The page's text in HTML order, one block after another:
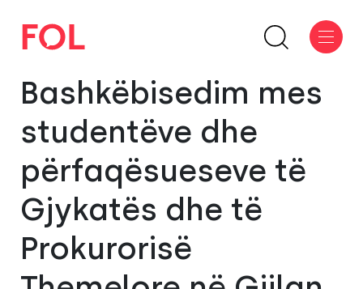
Bashkëbisedim mes
studentëve dhe
përfaqësueseve të
Gjykatës dhe të
Prokurorisë